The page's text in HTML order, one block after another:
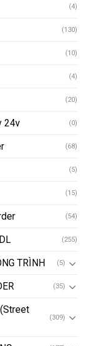
(4)
(130)
(10)
(4)
(20)
24v (0)
(68)
(5)
(15)
(54)
(255)
TRÌNH (5)
(35)
(309)